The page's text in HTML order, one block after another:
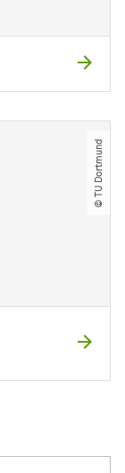
© TU Dortmund